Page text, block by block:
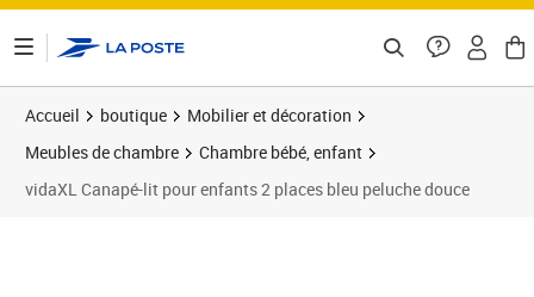
Accueil boutique
Mobilier et décoration
Meubles de chambre
Chambre bébé, enfant
vidaXL Canapé-lit pour enfants 2 places bleu peluche douce